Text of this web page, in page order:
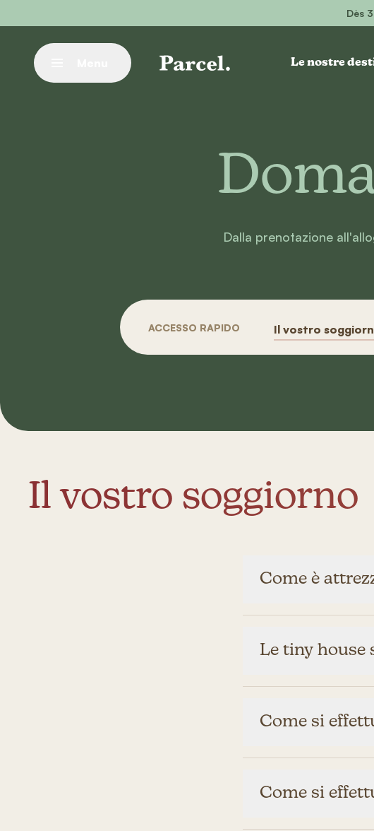
Dès
Chiudere
Le nostre
Dalla prenotazione
ACCESSO RAPIDO Il vostro
Il vostro soggiorno
Come è
Le tiny house
Come si
Come si